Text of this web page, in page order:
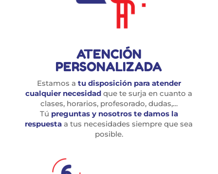
ATENCIÓN
PERSONALIZADA
Estamos a tu disposición para atender
cualquier necesidad que te surja en cuanto a
clases, horarios, profesorado, dudas,…
Tú preguntas y nosotros te damos la
respuesta a tus necesidades siempre que sea
posible.